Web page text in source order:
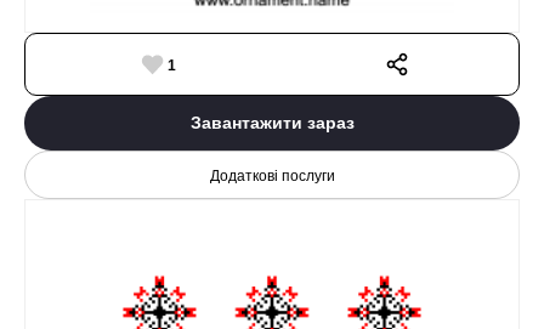
1
Завантажити зараз
Додаткові послуги